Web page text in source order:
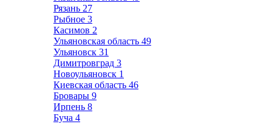
Рязань 27
Рыбное 3
Касимов 2
Ульяновская область 49
Ульяновск 31
Димитровград 3
Новоульяновск 1
Киевская область 46
Бровары 9
Ирпень 8
Буча 4